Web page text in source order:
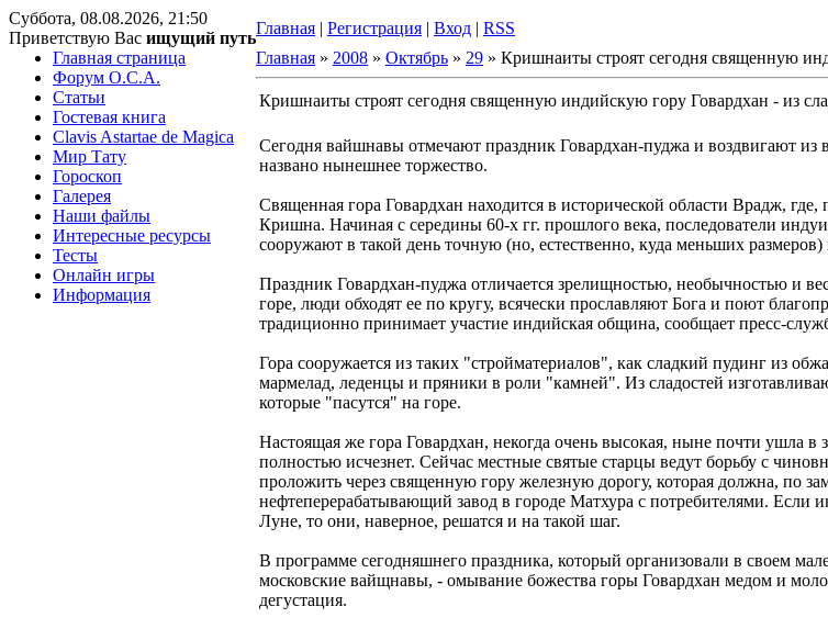
Суббота, 08.08.2026, 21:50
Приветствую Вас ищущий путь
Главная | Регистрация | Вход | RSS
Главная страница
Форум O.C.A.
Статьи
Гостевая книга
Clavis Astartae de Magica
Мир Тату
Гороскоп
Галерея
Наши файлы
Интересные ресурсы
Тесты
Онлайн игры
Информация
Главная » 2008 » Октябрь » 29 » Кришнаиты строят сегодня священную
Кришнаиты строят сегодня священную индийскую гору Говардхан - из
Сегодня вайшнавы отмечают праздник Говардхан-пуджа и воздвигают из
названо нынешнее торжество.
Священная гора Говардхан находится в исторической области Врадж,
Кришна. Начиная с середины 60-х гг. прошлого века, последователи
сооружают в такой день точную (но, естественно, куда меньших
Праздник Говардхан-пуджа отличается зрелищностью, необычностью и
горе, люди обходят ее по кругу, всячески прославляют Бога и поют
традиционно принимает участие индийская община, сообщает пресс-
Гора сооружается из таких "стройматериалов", как сладкий пудинг из
мармелад, леденцы и пряники в роли "камней". Из сладостей
которые "пасутся" на горе.
Настоящая же гора Говардхан, некогда очень высокая, ныне почти ушла в
полностью исчезнет. Сейчас местные святые старцы ведут борьбу с
проложить через священную гору железную дорогу, которая должна, по
нефтеперерабатывающий завод в городе Матхура с потребителями. Если
Луне, то они, наверное, решатся и на такой шаг.
В программе сегодняшнего праздника, который организовали в своем
московские вайщнавы, - омывание божества горы Говардхан медом и
дегустация.